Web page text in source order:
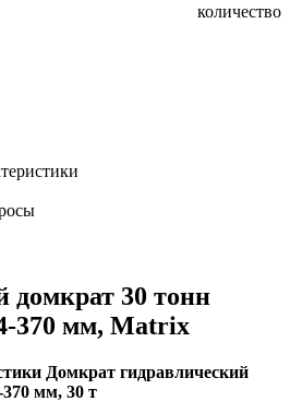
количество
домкрат 30 тонн
370 мм, Matrix
Домкрат гидравлический
мм, 30 т